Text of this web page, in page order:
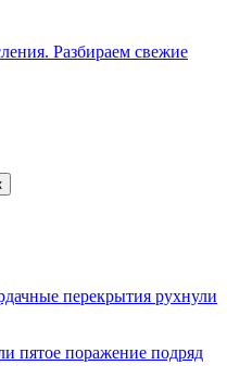
Разбираем свежие
перекрытия рухнули
пятое поражение подряд